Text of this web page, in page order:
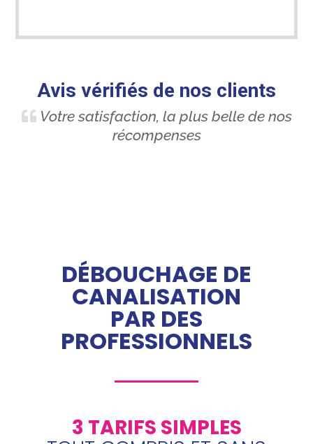
Avis vérifiés de nos clients
Votre satisfaction, la plus belle de nos
récompenses
DÉBOUCHAGE DE
CANALISATION
PAR DES
PROFESSIONNELS
3 TARIFS SIMPLES